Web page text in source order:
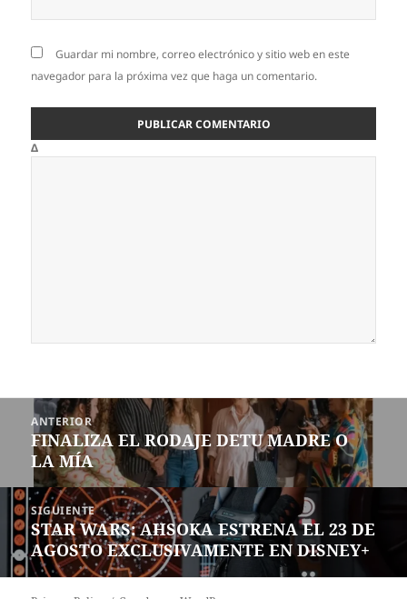
Guardar mi nombre, correo electrónico y sitio web en este
navegador para la próxima vez que haga un comentario.
Δ
Navegación
entradas
ANTERIOR
Entrada
anterior:
FINALIZA EL RODAJE DETU MADRE O
LA MÍA
SIGUIENTE
Siguiente
entrada:
STAR WARS: AHSOKA ESTRENA EL 23 DE
AGOSTO EXCLUSIVAMENTE EN DISNEY+